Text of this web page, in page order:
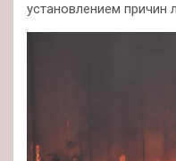
установлением причин